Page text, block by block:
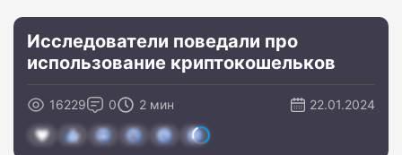
Исследователи поведали про
использование криптокошельков
16229 0 2 мин 22.01.2024